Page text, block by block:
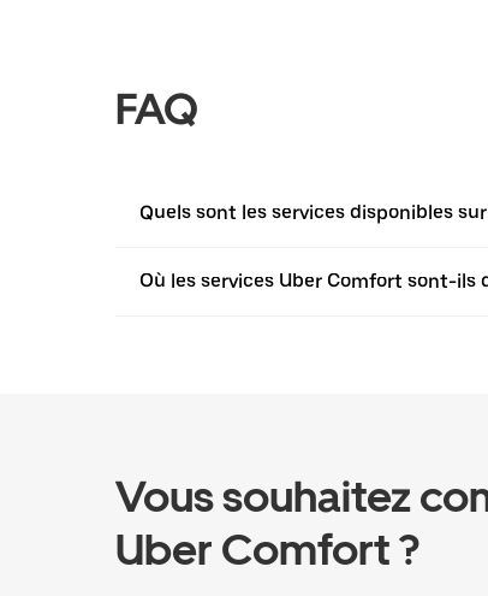
FAQ
Quels sont les services disponibles
Où les services Uber Comfort sont-ils
Vous souhaitez
Uber Comfort ?